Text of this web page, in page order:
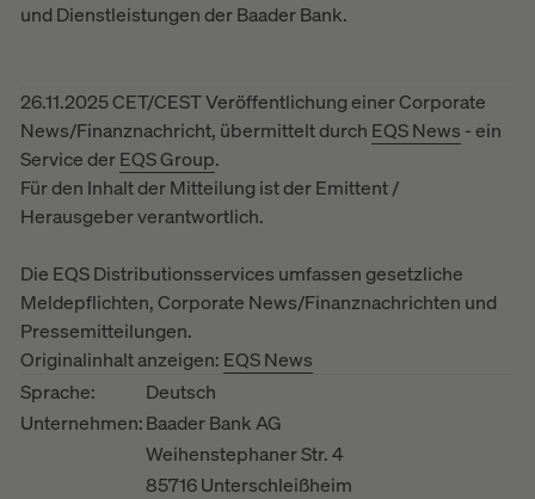
und Dienstleistungen der Baader Bank.
26.11.2025 CET/CEST Veröffentlichung einer Corporate
News/Finanznachricht, übermittelt durch EQS News - ein
Service derEQS Group.
Für den Inhalt der Mitteilung ist der Emittent /
Herausgeber verantwortlich.
Die EQS Distributionsservices umfassen gesetzliche
Meldepflichten, Corporate News/Finanznachrichten und
Pressemitteilungen.
Originalinhalt anzeigen: EQS News
Sprache:
Deutsch
Unternehmen:Baader Bank AG
Weihenstephaner Str. 4
85716 Unterschleißheim